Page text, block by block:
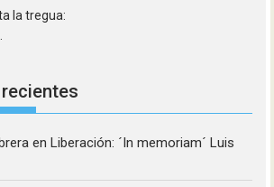
la tregua:
enLiberación: ´In memoriam´ Luis